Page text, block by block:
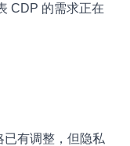
CDP 的需求正在
已有调整，但隐私